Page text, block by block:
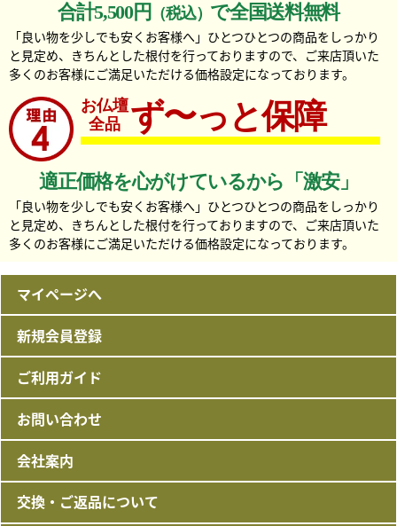
合計5,500円 （税込） で全国送料無料
「良い物を少しでも安くお客様へ」ひとつひとつの商品をしっかり
と見定め、きちんとした根付を行っておりますので、ご来店頂いた
多くのお客様にご満足いただける価格設定になっております。
お仏壇
全品 ず〜っと保障
適正価格を心がけているから「激安」
「良い物を少しでも安くお客様へ」ひとつひとつの商品をしっかり
と見定め、きちんとした根付を行っておりますので、ご来店頂いた
多くのお客様にご満足いただける価格設定になっております。
マイページへ
新規会員登録
ご利用ガイド
お問い合わせ
会社案内
交換・ご返品について